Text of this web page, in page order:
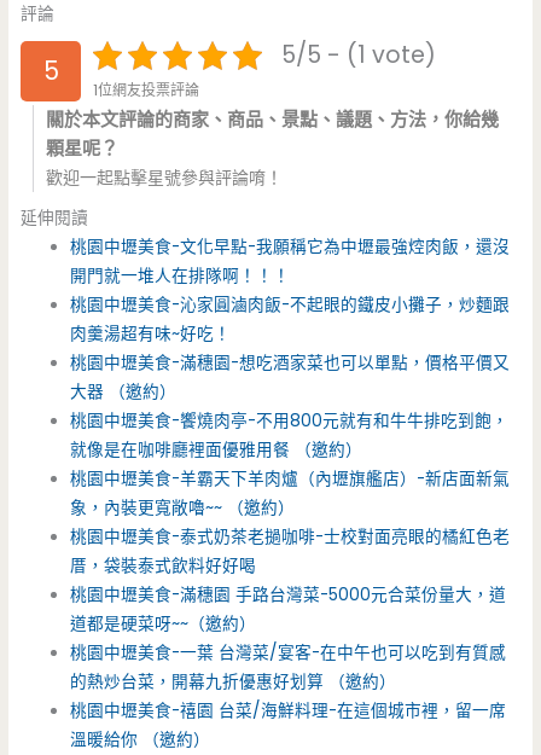
評論
5 5/5 - (1 vote)
1位網友投票評論
關於本文評論的商家、商品、景點、議題、方法，你給幾
顆星呢？
歡迎一起點擊星號參與評論唷！
延伸閱讀
桃園中壢美食-文化早點-我願稱它為中壢最強焢肉飯，還沒
開門就一堆人在排隊啊！！！
桃園中壢美食-沁家圓滷肉飯-不起眼的鐵皮小攤子，炒麵跟
肉羹湯超有味~好吃！
桃園中壢美食-滿穗園-想吃酒家菜也可以單點，價格平價又
大器 （邀約）
桃園中壢美食-饗燒肉亭-不用800元就有和牛牛排吃到飽，
就像是在咖啡廳裡面優雅用餐 （邀約）
桃園中壢美食-羊霸天下羊肉爐（內壢旗艦店）-新店面新氣
象，內裝更寬敞嚕~~ （邀約）
桃園中壢美食-泰式奶茶老撾咖啡-士校對面亮眼的橘紅色老
厝，袋裝泰式飲料好好喝
桃園中壢美食-滿穗園 手路台灣菜-5000元合菜份量大，道
道都是硬菜呀~~（邀約）
桃園中壢美食-一葉 台灣菜/宴客-在中午也可以吃到有質感
的熱炒台菜，開幕九折優惠好划算 （邀約）
桃園中壢美食-禧園 台菜/海鮮料理-在這個城市裡，留一席
溫暖給你 （邀約）